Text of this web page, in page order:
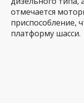
отмечается
приспособление,
платформу шасси.